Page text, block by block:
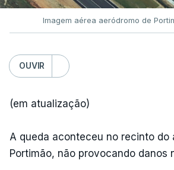
Imagem aérea aeródromo de
OUVIR
(em atualização)
A queda aconteceu no recinto do
Portimão, não provocando danos